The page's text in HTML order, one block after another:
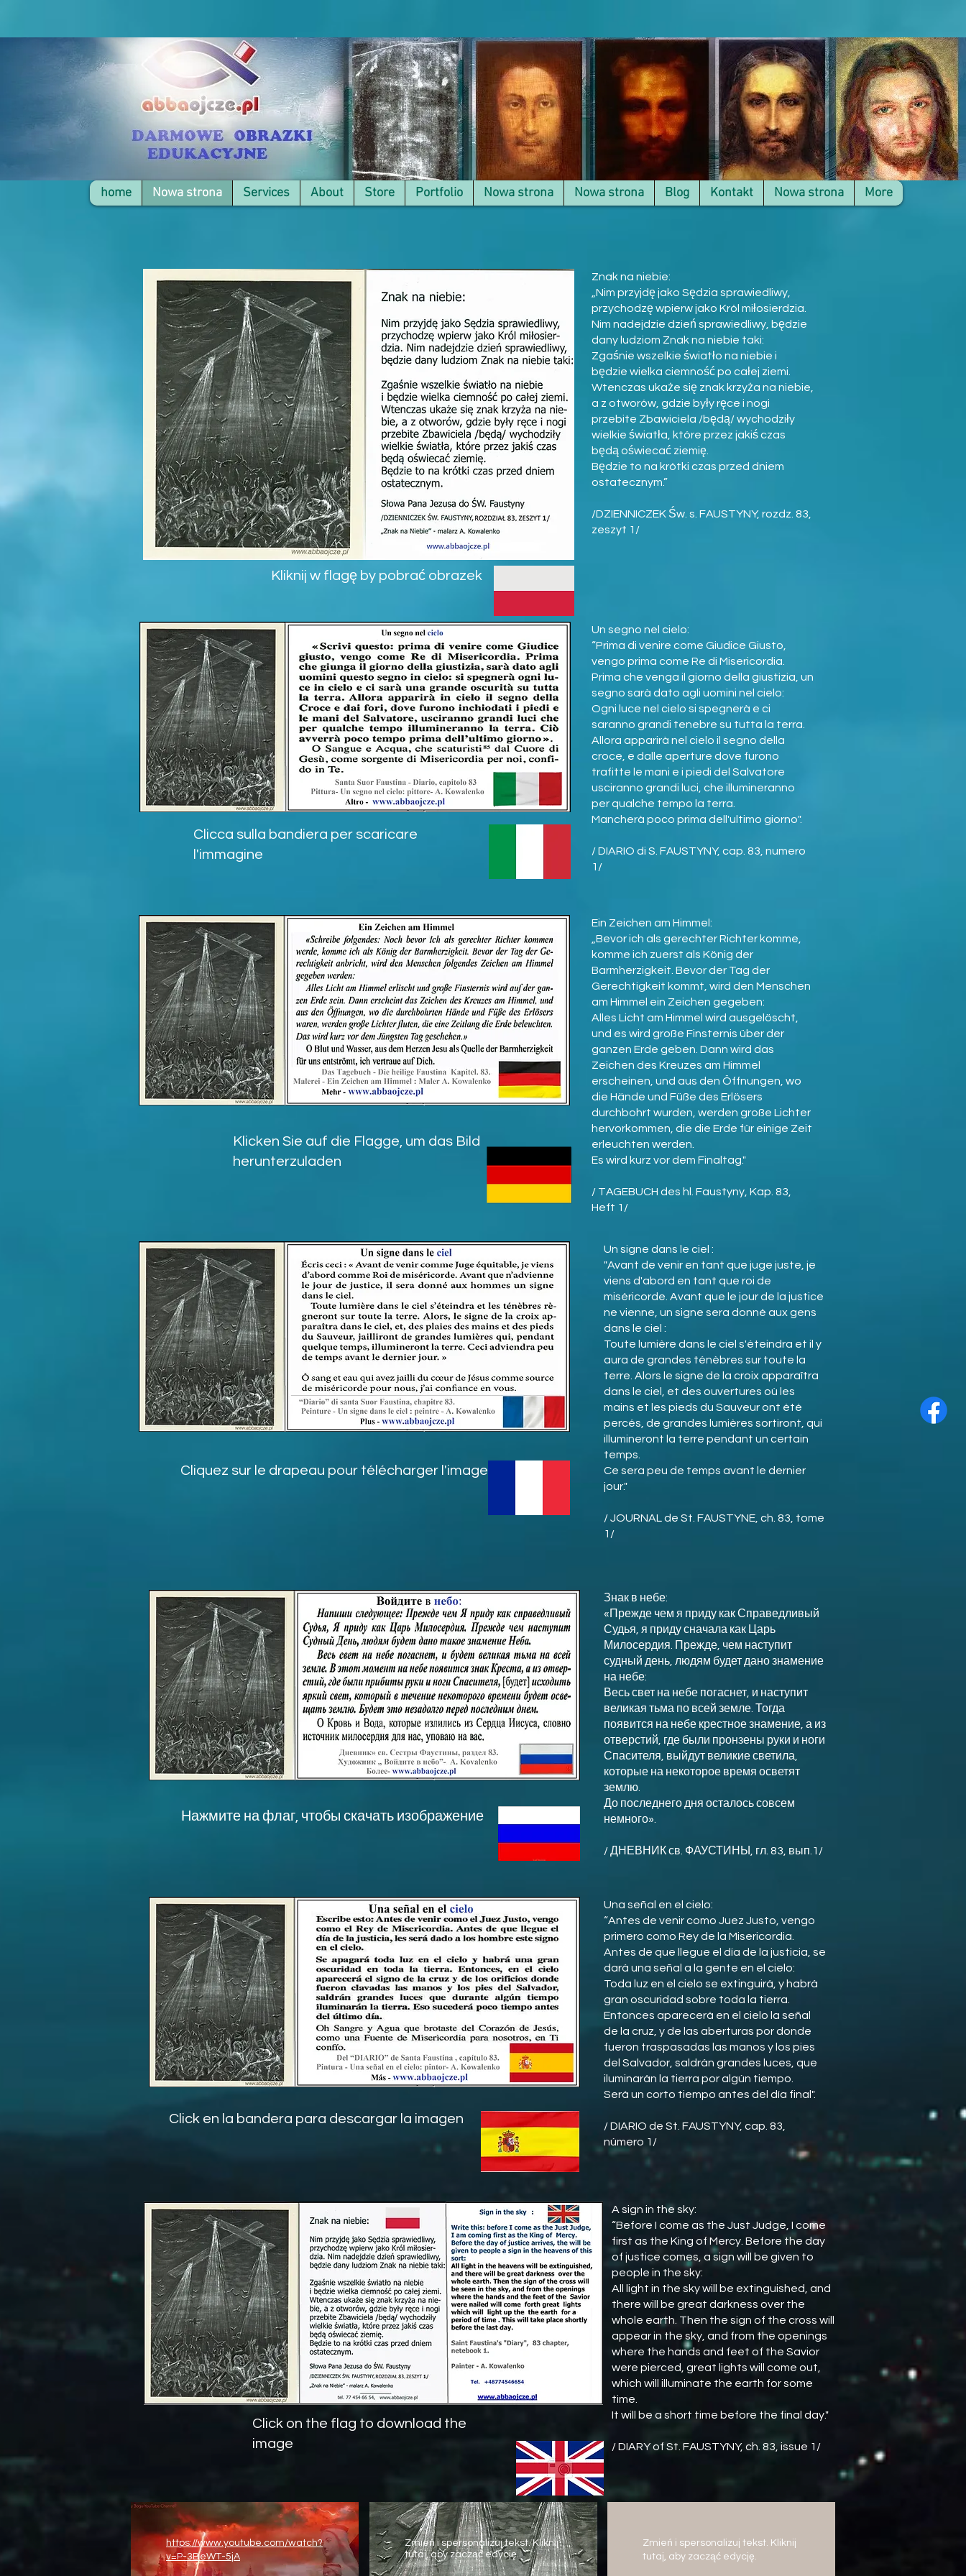
home Nowa strona Services About Store Portfolio Nowa strona Nowa strona Blog Kontakt Nowa strona More
Kliknij w flagę by pobrać obrazek
Clicca sulla bandiera per scaricare
l'immagine
Klicken Sie auf die Flagge, um das Bild
herunterzuladen
Cliquez sur le drapeau pour télécharger l'image
Znak na niebie:
„Nim przyjdę jako Sędzia sprawiedliwy,
przychodzę wpierw jako Król miłosierdzia.
Nim nadejdzie dzień sprawiedliwy, będzie
dany ludziom Znak na niebie taki:
Zgaśnie wszelkie światło na niebie i
będzie wielka ciemność po całej ziemi.
Wtenczas ukaże się znak krzyża na niebie,
a z otworów, gdzie były ręce i nogi
przebite Zbawiciela /będą/ wychodziły
wielkie światła, które przez jakiś czas
będą oświecać ziemię.
Będzie to na krótki czas przed dniem
ostatecznym.”
/DZIENNICZEK Św. s. FAUSTYNY, rozdz. 83,
zeszyt 1/
Un segno nel cielo:
“Prima di venire come Giudice Giusto,
vengo prima come Re di Misericordia.
Prima che venga il giorno della giustizia, un
segno sarà dato agli uomini nel cielo:
Ogni luce nel cielo si spegnerà e ci
saranno grandi tenebre su tutta la terra.
Allora apparirà nel cielo il segno della
croce, e dalle aperture dove furono
trafitte le mani e i piedi del Salvatore
usciranno grandi luci, che illumineranno
per qualche tempo la terra.
Mancherà poco prima dell'ultimo giorno".
/ DIARIO di S. FAUSTYNY, cap. 83, numero
1/
Ein Zeichen am Himmel:
„Bevor ich als gerechter Richter komme,
komme ich zuerst als König der
Barmherzigkeit. Bevor der Tag der
Gerechtigkeit kommt, wird den Menschen
am Himmel ein Zeichen gegeben:
Alles Licht am Himmel wird ausgelöscht,
und es wird große Finsternis über der
ganzen Erde geben. Dann wird das
Zeichen des Kreuzes am Himmel
erscheinen, und aus den Öffnungen, wo
die Hände und Füße des Erlösers
durchbohrt wurden, werden große Lichter
hervorkommen, die die Erde für einige Zeit
erleuchten werden.
Es wird kurz vor dem Finaltag."
/ TAGEBUCH des hl. Faustyny, Kap. 83,
Heft 1/
Un signe dans le ciel :
"Avant de venir en tant que juge juste, je
viens d'abord en tant que roi de
miséricorde. Avant que le jour de la justice
ne vienne, un signe sera donné aux gens
dans le ciel :
Toute lumière dans le ciel s'éteindra et il y
aura de grandes ténèbres sur toute la
terre. Alors le signe de la croix apparaîtra
dans le ciel, et des ouvertures où les
mains et les pieds du Sauveur ont été
percés, de grandes lumières sortiront, qui
illumineront la terre pendant un certain
temps.
Ce sera peu de temps avant le dernier
jour."
/ JOURNAL de St. FAUSTYNE, ch. 83, tome
1/
Нажмите на флаг, чтобы скачать изображение
Знак в небе:
«Прежде чем я приду как Справедливый
Судья, я приду сначала как Царь
Милосердия. Прежде, чем наступит
судный день, людям будет дано знамение
на небе:
Весь свет на небе погаснет, и наступит
великая тьма по всей земле. Тогда
появится на небе крестное знамение, а из
отверстий, где были пронзены руки и ноги
Спасителя, выйдут великие светила,
которые на некоторое время осветят
землю.
До последнего дня осталось совсем
немного».
/ ДНЕВНИК св. ФАУСТИНЫ, гл. 83, вып.1/
Click en la bandera para descargar la imagen
Una señal en el cielo:
“Antes de venir como Juez Justo, vengo
primero como Rey de la Misericordia.
Antes de que llegue el día de la justicia, se
dará una señal a la gente en el cielo:
Toda luz en el cielo se extinguirá, y habrá
gran oscuridad sobre toda la tierra.
Entonces aparecerá en el cielo la señal
de la cruz, y de las aberturas por donde
fueron traspasadas las manos y los pies
del Salvador, saldrán grandes luces, que
iluminarán la tierra por algún tiempo.
Será un corto tiempo antes del día final".
/ DIARIO de St. FAUSTYNY, cap. 83,
número 1/
Click on the flag to download the
image
A sign in the sky:
“Before I come as the Just Judge, I come
first as the King of Mercy. Before the day
of justice comes, a sign will be given to
people in the sky:
All light in the sky will be extinguished, and
there will be great darkness over the
whole earth. Then the sign of the cross will
appear in the sky, and from the openings
where the hands and feet of the Savior
were pierced, great lights will come out,
which will illuminate the earth for some
time.
It will be a short time before the final day."
/ DIARY of St. FAUSTYNY, ch. 83, issue 1/
https://www.youtube.com/watch?
v=P-3BeWT-5jA
Zmień i spersonalizuj tekst. Kliknij
tutaj, aby zacząć edycję.
Zmień i spersonalizuj tekst. Kliknij
tutaj, aby zacząć edycję.